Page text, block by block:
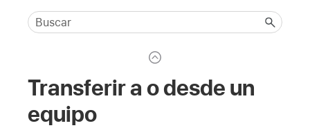
Transferir a o desde un
equipo